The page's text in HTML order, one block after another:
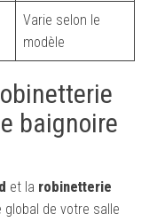
Varie selon le
modèle
baignoire
et la robinetterie
global de votre salle